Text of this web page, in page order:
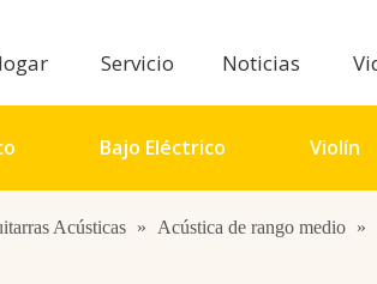
Servicio Noticias
Bajo Eléctrico Violín
Audio
Acústicas » Acústica de rango medio »